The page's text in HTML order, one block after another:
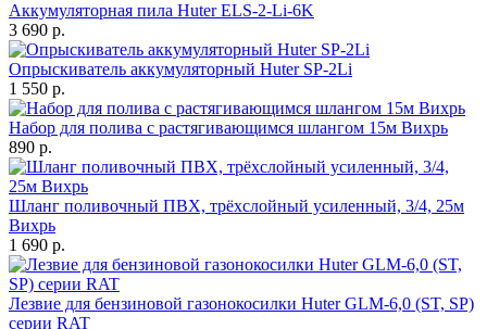
Аккумуляторная пила Huter ELS-2-Li-6K
3 690 p.
Опрыскиватель аккумуляторный Huter SP-2Li
1 550 p.
Набор для полива с растягивающимся шлангом 15м Вихрь
890 p.
Шланг поливочный ПВХ, трёхслойный усиленный, 3/4, 25м
Вихрь
1 690 p.
Лезвие для бензиновой газонокосилки Huter GLM-6,0 (ST, SP)
серии RAT